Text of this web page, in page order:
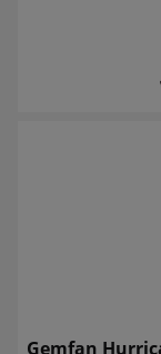
Gemfan